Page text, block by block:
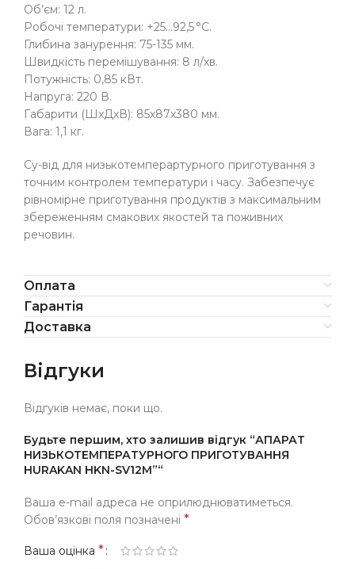
Об’єм: 12 л.
Робочі температури: +25…92,5 °C.
Глибина занурення: 75-135 мм.
Швидкість перемішування: 8 л/хв.
Потужність: 0,85 кВт.
Напруга: 220 В.
Габарити (ШхДхВ): 85х87х380 мм.
Вага: 1,1 кг.
Су-від для низькотемперартурного приготування з
точним контролем температури і часу. Забезпечує
рівномірне приготування продуктів з максимальним
збереженням смакових якостей та поживних
речовин.
Оплата
Гарантія
Доставка
Відгуки
Відгуків немає, поки що.
Будьте першим, хто залишив відгук “АПАРАТ
НИЗЬКОТЕМПЕРАТУРНОГО ПРИГОТУВАННЯ
HURAKAN HKN-SV12M”“
Ваша e-mail адреса не оприлюднюватиметься.
Обов’язкові поля позначені *
Ваша оцінка *